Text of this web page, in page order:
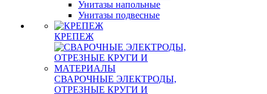
Унитазы напольные
Унитазы подвесные
КРЕПЕЖ
СВАРОЧНЫЕ ЭЛЕКТРОДЫ,
ОТРЕЗНЫЕ КРУГИ И